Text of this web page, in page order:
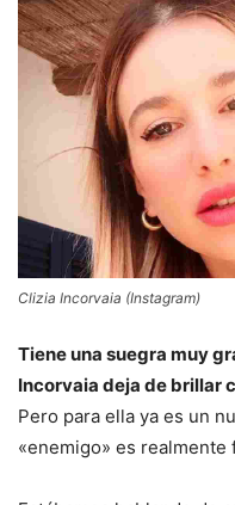
Clizia Incorvaia (Instagram)
Tiene una suegra muy
Incorvaia deja de brillar
Pero para ella ya es un
«enemigo» es